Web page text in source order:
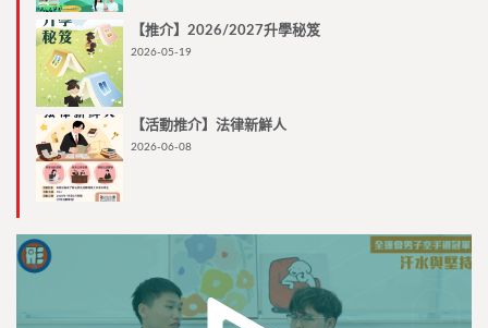
【推介】2026/2027升學秘笈
2026-05-19
【活動推介】法律新鮮人
2026-06-08